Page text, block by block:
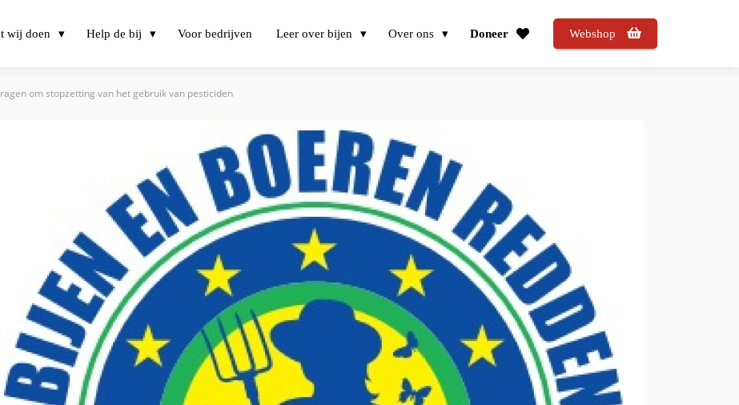
wij doen Help de bij Voor bedrijven Leer over bijen Over ons Doneer Webshop
om stopzetting van het gebruik van pesticiden